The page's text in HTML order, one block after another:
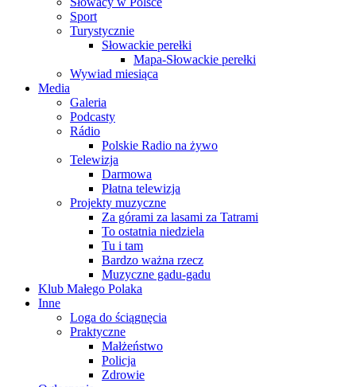
Sport
Turystycznie
Słowackie perełki
Mapa-Słowackie perełki
Wywiad miesiąca
Media
Galeria
Podcasty
Rádio
Polskie Radio na żywo
Telewizja
Darmowa
Płatna telewizja
Projekty muzyczne
Za górami za lasami za Tatrami
To ostatnia niedziela
Tu i tam
Bardzo ważna rzecz
Muzyczne gadu-gadu
Klub Małego Polaka
Inne
Loga do ściągnęcia
Praktyczne
Małżeństwo
Policja
Zdrowie